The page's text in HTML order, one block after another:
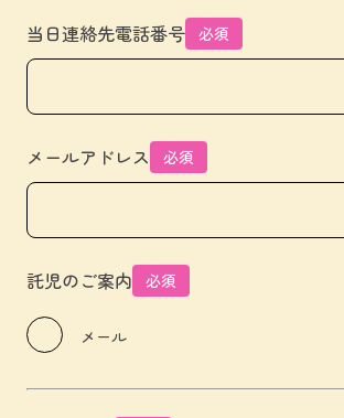
当日連絡先電話番号 必須
メールアドレス 必須
託児のご案内 必須
メール